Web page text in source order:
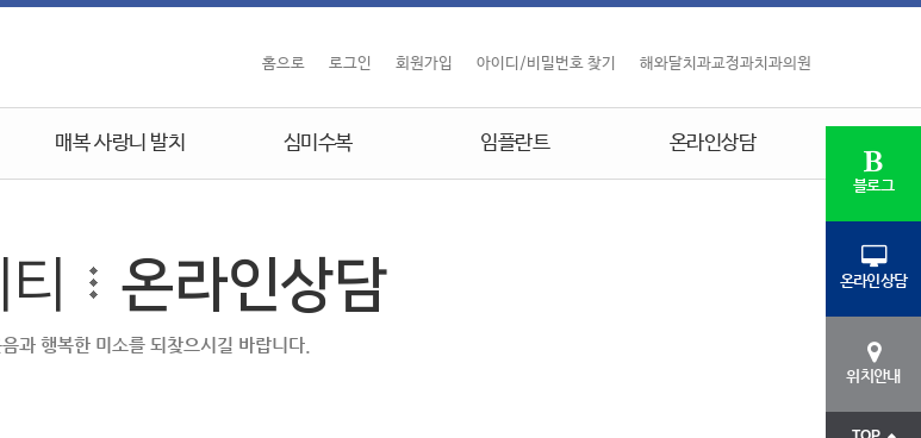
홈으로 로그인 회원가입 아이디/비밀번호 찾기 해와달치과교정과치과의원
매복 사랑니 발치 심미수복 임플란트 온라인상담
온라인상담
과 행복한 미소를 되찾으시길 바랍니다.
블로그
온라인상담
위치안내